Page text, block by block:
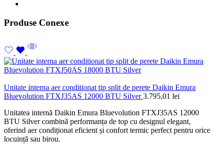
Produse Conexe
Unitate interna aer conditionat tip split de perete Daikin Emura
Bluevolution FTXJ35AS 12000 BTU Silver3.795,01 lei
Unitatea internă Daikin Emura Bluevolution FTXJ35AS 12000
BTU Silver combină performanța de top cu designul elegant,
oferind aer condiționat eficient și confort termic perfect pentru orice
locuință sau birou.